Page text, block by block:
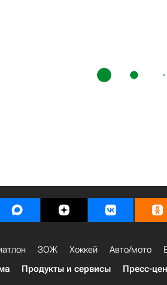
ЗОЖ Хоккей Авто/мото
Продукты и сервисы Пресс-